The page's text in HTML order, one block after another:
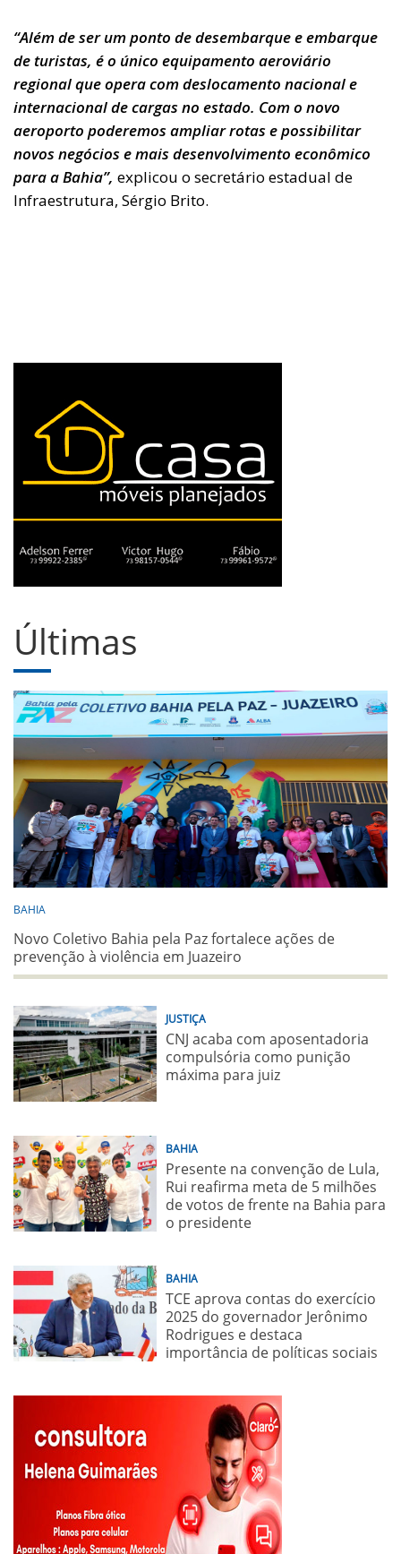
“Além de ser um ponto de desembarque e embarque
de turistas, é o único equipamento aeroviário
regional que opera com deslocamento nacional e
internacional de cargas no estado. Com o novo
aeroporto poderemos ampliar rotas e possibilitar
novos negócios e mais desenvolvimento econômico
para a Bahia”, explicou o secretário estadual de
Infraestrutura, Sérgio Brito.
Últimas
BAHIA
Novo Coletivo Bahia pela Paz fortalece ações de
prevenção à violência em Juazeiro
JUSTIÇA
CNJ acaba com aposentadoria
compulsória como punição
máxima para juiz
BAHIA
Presente na convenção de Lula,
Rui reafirma meta de 5 milhões
de votos de frente na Bahia para
o presidente
BAHIA
TCE aprova contas do exercício
2025 do governador Jerônimo
Rodrigues e destaca
importância de políticas sociais